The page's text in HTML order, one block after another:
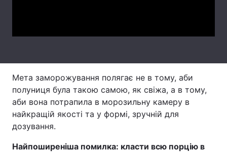
Тема оформлення
Мета заморожування полягає не в тому, аби
полуниця була такою самою, як свіжа, а в тому,
аби вона потрапила в морозильну камеру в
найкращій якості та у формі, зручній для
дозування.
Найпоширеніша помилка: класти всю порцію в